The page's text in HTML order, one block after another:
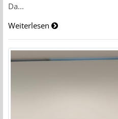
Da...
Weiterlesen